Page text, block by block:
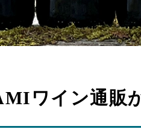
ワイン通販